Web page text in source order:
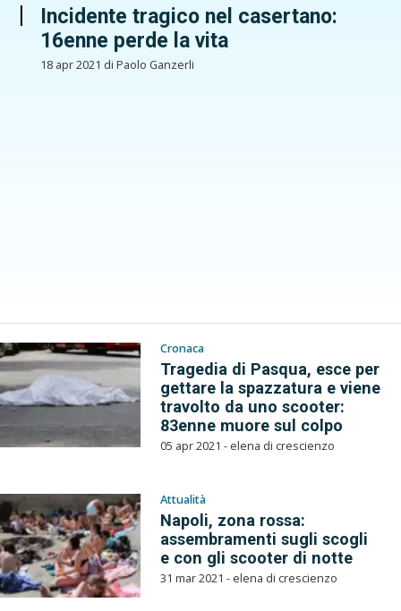
Incidente tragico nel casertano:
16enne perde la vita
18 apr 2021 di Paolo Ganzerli
Cronaca
Tragedia di Pasqua, esce per
gettare la spazzatura e viene
travolto da uno scooter:
83enne muore sul colpo
05 apr 2021 - elena di crescienzo
Attualità
Napoli, zona rossa:
assembramenti sugli scogli
e con gli scooter di notte
31 mar 2021 - elena di crescienzo